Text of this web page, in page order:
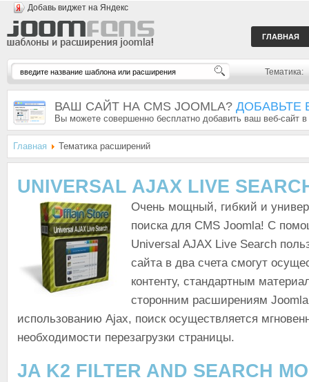
Добавь виджет на Яндекс
ГЛАВНАЯ
Тематика:
ВАШ САЙТ НА CMS JOOMLA? ДОБАВЬТЕ
Вы можете совершенно бесплатно добавить ваш веб-сайт
Главная Тематика расширений
UNIVERSAL AJAX LIVE
Очень мощный, гибкий и
поиска для CMS Joomla! С
Universal AJAX Live Search
сайта в два счета смогут
контенту, стандартным
сторонним расширениям
использованию Ajax, поиск осуществляется
необходимости перезагрузки страницы.
JA K2 FILTER AND SEARCH